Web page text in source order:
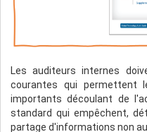
Les auditeurs internes
courantes qui permettent
importants découlant de
standard qui empêchent,
partage d'informations non